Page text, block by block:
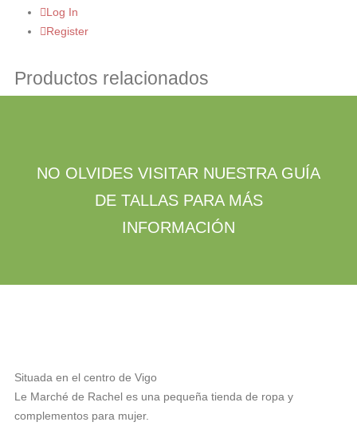
Log In
Register
Productos relacionados
NO OLVIDES VISITAR NUESTRA GUÍA
DE TALLAS PARA MÁS
INFORMACIÓN
Situada en el centro de Vigo
Le Marché de Rachel es una pequeña tienda de ropa y
complementos para mujer.